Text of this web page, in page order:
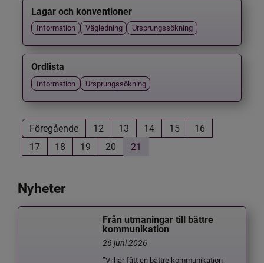
Lagar och konventioner
Information Vägledning Ursprungssökning
Ordlista
Information Ursprungssökning
Föregående 12 13 14 15
16
17
18 19 20 21
Nyheter
Från utmaningar till bättre
kommunikation
26 juni 2026
”Vi har fått en bättre kommunikation